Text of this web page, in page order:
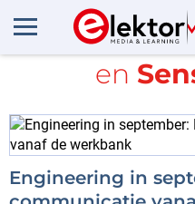
Alle items
en
Engineering in